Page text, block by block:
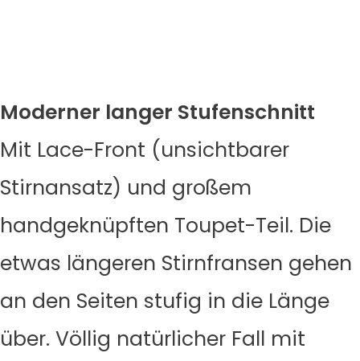
Moderner langer Stufenschnitt
Mit Lace-Front (unsichtbarer
Stirnansatz) und großem
handgeknüpften Toupet-Teil. Die
etwas längeren Stirnfransen gehen
an den Seiten stufig in die Länge
über. Völlig natürlicher Fall mit